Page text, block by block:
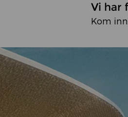
Vi har
Kom